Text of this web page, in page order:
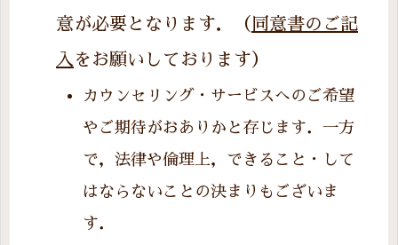
意が必要となります．（ 同意書のご記
入 をお願いしております）
カウンセリング・サービスへのご希望
やご期待がおありかと存じます．一方
で，法律や倫理上，できること・して
はならないことの決まりもございま
す．